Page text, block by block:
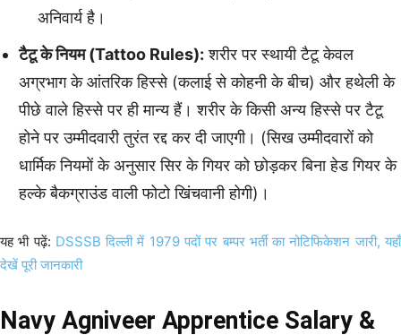
अनिवार्य है।
टैटू के नियम (Tattoo Rules): शरीर पर स्थायी टैटू केवल
अग्रभाग के आंतरिक हिस्से (कलाई से कोहनी के बीच) और हथेली के
पीछे वाले हिस्से पर ही मान्य हैं। शरीर के किसी अन्य हिस्से पर टैटू
होने पर उम्मीदवारी तुरंत रद्द कर दी जाएगी। (सिख उम्मीदवारों को
धार्मिक नियमों के अनुसार सिर के गियर को छोड़कर बिना हेड गियर के
हल्के बैकग्राउंड वाली फोटो खिंचवानी होगी)।
यह भी पढ़ें: DSSSB दिल्ली में 1979 पदों पर बम्पर भर्ती का नोटिफिकेशन जारी, यहाँ
देखें पूरी जानकारी
Navy Agniveer Apprentice Salary &